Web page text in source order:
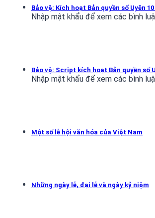
Bảo vệ: Kích hoạt Bản quyền số Uyên
Nhập mật khẩu để xem các bình
Bảo vệ: Script kích hoạt Bản quyền số
Nhập mật khẩu để xem các bình
Một số lễ hội văn hóa của Việt Nam
Những ngày lễ, đại lễ và ngày kỷ niệm